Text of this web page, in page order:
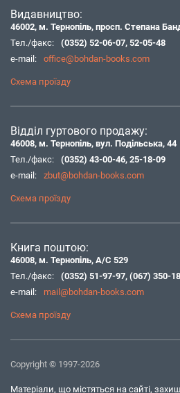
Видавництво:
46002, м. Тернопіль, просп. Степана
Тел./факс:
(0352) 52-06-07, 52-05-48
e-mail:
office@bohdan-books.com
Схема проїзду
Відділ гуртового продажу:
46008, м. Тернопіль, вул. Подільська, 44
Тел./факс:
(0352) 43-00-46, 25-18-09
e-mail:
zbut@bohdan-books.com
Схема проїзду
Книга поштою:
46008, м. Тернопіль, А/С 529
Тел./факс:
(0352) 51-97-97, (067) 350-
e-mail:
mail@bohdan-books.com
Схема проїзду
Copyright © 1997-2026
Матеріали, що містяться на сайті,